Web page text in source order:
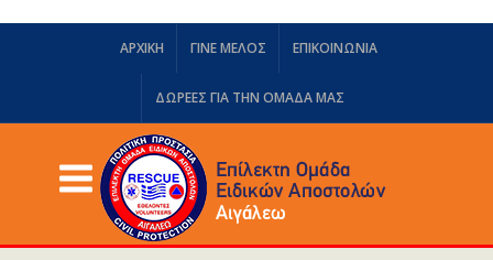
ΑΡΧΙΚΗ ΓΙΝΕ ΜΕΛΟΣ ΕΠΙΚΟΙΝΩΝΙΑ
ΔΩΡΕΈΣ ΓΙΑ ΤΗΝ ΟΜΆΔΑ ΜΑΣ